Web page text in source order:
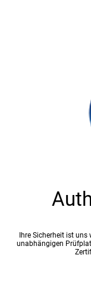
Ihre Sicherheit ist
unabhängigen